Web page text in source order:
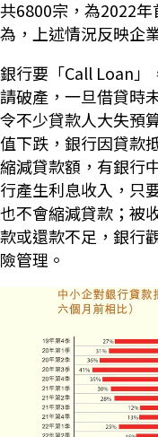
共6800宗，為2022
為，上述情況反映企
銀行要「Call Loan」
請破產，一旦借貸時
令不少貸款人大失預
值下跌，銀行因貸款
縮減貸款額，有銀行
行產生利息收入，只
也不會縮減貸款；被
款或還款不足，銀行
險管理。